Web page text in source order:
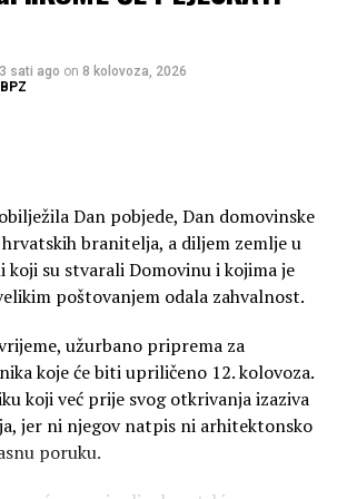
i moderni
opremljena naprednim centralnim
i upravljanja (CNUS) koji će
grijanje, hlađenje, ventilaciju,
tehničke instalacije, čime će se
ušteda energije i vrhunski uvjeti za
ljutom travom.
spremni, za obitelj žive, za
…
zločina koji ih je u izobilju
uhljebio, kojim je osvojena
vlast.
memoricid nad hrvatskim narodom,
inkviziciju, povlaštenu klasu
probisvjeta, pokupljenu “s koca”,
nabijanjem na kolac) i
taloga koji u zamjenu za nerad,
nagradu, …, bio, (i ostao),
sati ago on 8 kolovoza, 2026
Dan pobjede, Dan domovinske
branitelja, a diljem zemlje u
koji su stvarali Domovinu i kojima je
poštovanjem odala zahvalnost.
užurbano priprema za
koje će biti upriličeno 12. kolovoza.
koji već prije svog otkrivanja izaziva
jer ni njegov natpis ni arhitektonsko
poruku.